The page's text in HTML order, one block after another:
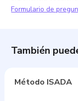
Formulario de
También
Método ISADA